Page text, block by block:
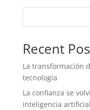
Recent
La transformación
tecnología
La confianza se
inteligencia artificial